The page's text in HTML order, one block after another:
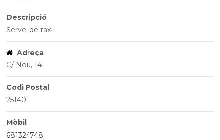
Descripció
Servei de taxi
Adreça
C/ Nou, 14
Codi Postal
25140
Mòbil
681324748